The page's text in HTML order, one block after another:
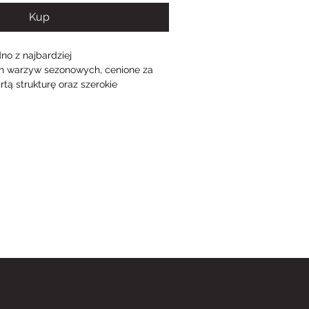
Kup
z najbardziej
warzyw sezonowych, cenione za
strukturę oraz szerokie
sałatek oraz dań warzywnych.
ryżu czy pizzy z kalafiorowego